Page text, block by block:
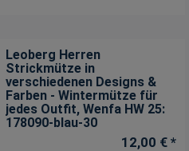
Leoberg Herren
Strickmütze in
verschiedenen Designs &
Farben - Wintermütze für
jedes Outfit, Wenfa HW 25:
178090-blau-30
12,00 € *